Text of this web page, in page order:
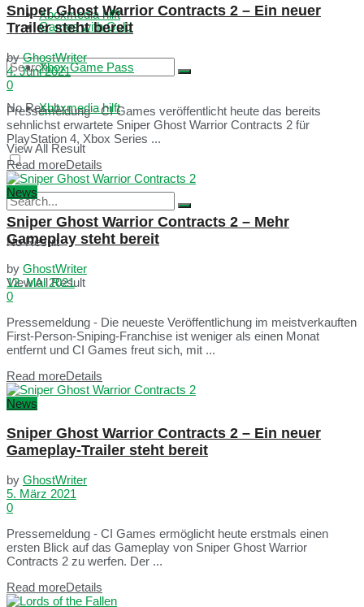
Xboxmedia hilft
No Result
View All Result
Games with Gold
Xbox Game Pass
Xboxmedia hilft
No Result
View All Result
Sniper Ghost Warrior Contracts 2 – Ein neuer
Trailer steht bereit
by GhostWriter
4. Juni 2021
0
Pressemeldung - CI Games veröffentlicht heute das bereits
sehnlichst erwartete Sniper Ghost Warrior Contracts 2 für
PlayStation 4, Xbox Series ...
Read moreDetails
News
Sniper Ghost Warrior Contracts 2 – Mehr
Gameplay steht bereit
by GhostWriter
12. Mai 2021
0
Pressemeldung - Die neueste Veröffentlichung im meistverkauften
First-Person-Sniping-Franchise ist weniger als einen Monat
entfernt und CI Games freut sich, mit ...
Read moreDetails
News
Sniper Ghost Warrior Contracts 2 – Ein neuer
Gameplay-Trailer steht bereit
by GhostWriter
5. März 2021
0
Pressemeldung - CI Games ermöglicht heute erstmals einen
ersten Blick auf das Gameplay von Sniper Ghost Warrior
Contracts 2 zu werfen. Der ...
Read moreDetails